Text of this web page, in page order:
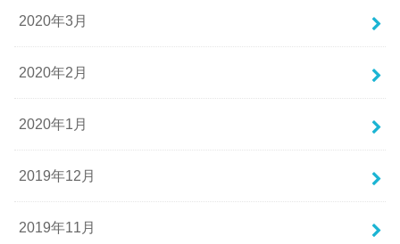
2020年3月
2020年2月
2020年1月
2019年12月
2019年11月